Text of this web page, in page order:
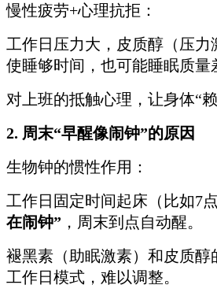
慢性疲劳+心理抗拒：
工作日压力大，皮质醇（压力
使睡够时间，也可能睡眠质量
对上班的抵触心理，让身体“赖
2. 周末“早醒像闹钟”的原因
生物钟的惯性作用：
工作日固定时间起床（比如7
在闹钟” ，周末到点自动醒。
褪黑素（助眠激素）和皮质醇
工作日模式，难以调整。